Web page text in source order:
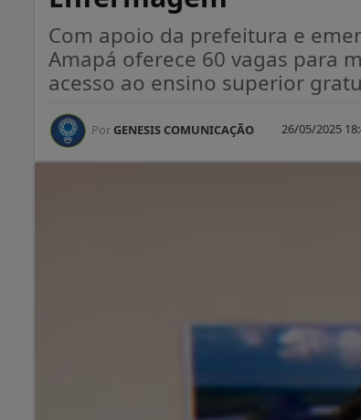
Com apoio da prefeitura e
Amapá oferece 60 vagas para
acesso ao ensino superior
Por GENESIS COMUNICAÇÃO 26/05/2025